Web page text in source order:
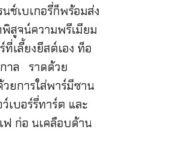
ช์เบเกอรี่ก็พร้อมส่ง
พิสูจน์ความพรีเมียม
เลี้ยงยีสต์เอง ท็อ
าล ราดด้วย
ยการใส่พาร์มีซาน
บอร์รี่ทาร์ต และ
ฟ ก่อ นเคลือบด้าน